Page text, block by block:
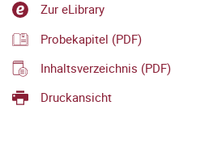
Zur eLibrary
Probekapitel (PDF)
Inhaltsverzeichnis (PDF)
Druckansicht